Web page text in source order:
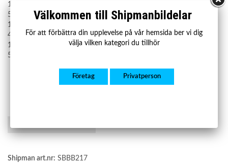
13219179
5402240
13336907
402049
13263353
5402242
Shipman art.nr: SBBB217
Välkommen till Shipmanbildelar
För att förbättra din upplevelse på vår hemsida ber vi dig
välja vilken kategori du tillhör
Företag Privatperson